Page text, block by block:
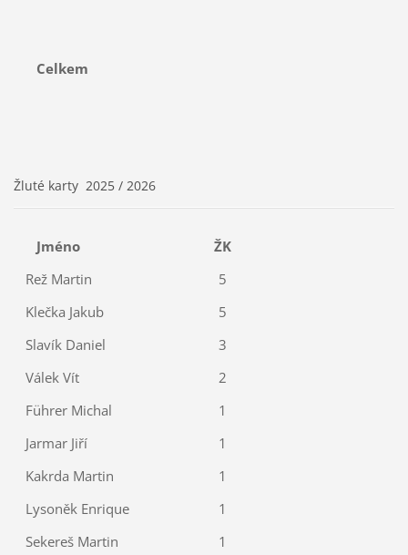
Celkem
Žluté karty 2025 / 2026
Jméno
ŽK
Rež Martin
5
Klečka Jakub
5
Slavík Daniel
3
Válek Vít
2
Führer Michal
1
Jarmar Jiří
1
Kakrda Martin
1
Lysoněk Enrique
1
Sekereš Martin
1